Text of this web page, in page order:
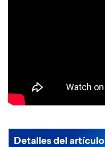
Detalles del artículo